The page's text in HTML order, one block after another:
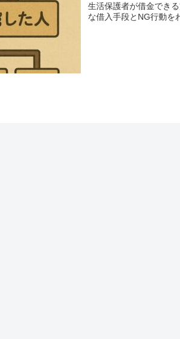
生活保護者が借金でき
な借入手段とNG行動を